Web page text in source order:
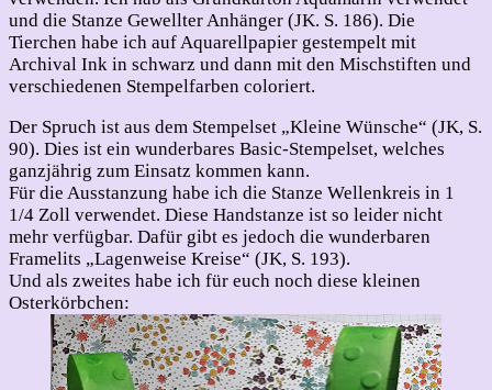
und die Stanze Gewellter Anhänger (JK. S. 186). Die
Tierchen habe ich auf Aquarellpapier gestempelt mit
Archival Ink in schwarz und dann mit den Mischstiften und
verschiedenen Stempelfarben coloriert.
Der Spruch ist aus dem Stempelset „Kleine Wünsche“ (JK, S.
90). Dies ist ein wunderbares Basic-Stempelset, welches
ganzjährig zum Einsatz kommen kann.
Für die Ausstanzung habe ich die Stanze Wellenkreis in 1
1/4 Zoll verwendet. Diese Handstanze ist so leider nicht
mehr verfügbar. Dafür gibt es jedoch die wunderbaren
Framelits „Lagenweise Kreise“ (JK, S. 193).
Und als zweites habe ich für euch noch diese kleinen
Osterkörbchen: